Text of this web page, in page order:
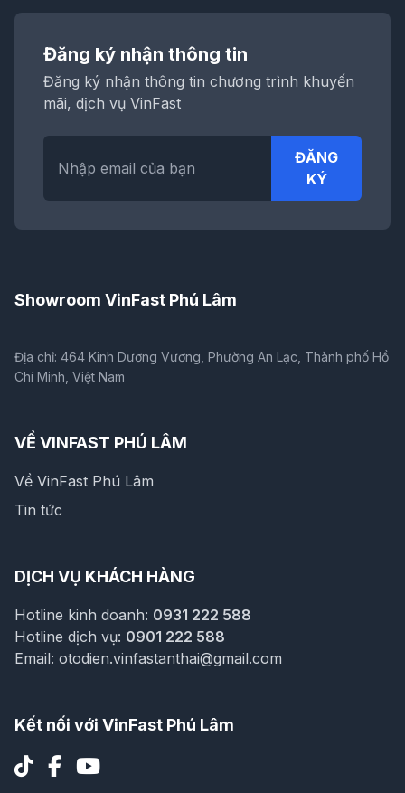
Đăng ký nhận thông tin
Đăng ký nhận thông tin chương trình khuyến
mãi, dịch vụ VinFast
ĐĂNG
KÝ
Showroom VinFast Phú Lâm
Địa chỉ: 464 Kinh Dương Vương, Phường An Lạc, Thành phố Hồ
Chí Minh, Việt Nam
VỀ VINFAST PHÚ LÂM
Về VinFast Phú Lâm
Tin tức
DỊCH VỤ KHÁCH HÀNG
Hotline kinh doanh: 0931 222 588
Hotline dịch vụ: 0901 222 588
Email: otodien.vinfastanthai@gmail.com
Kết nối với VinFast Phú Lâm